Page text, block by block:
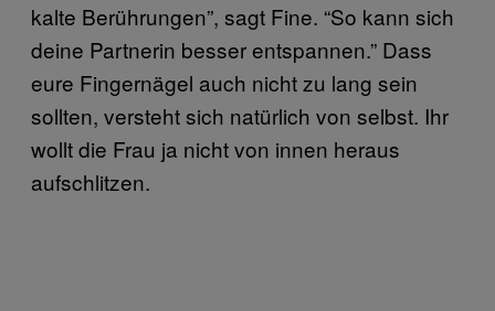
kalte Berührungen”, sagt Fine. “So kann sich
deine Partnerin besser entspannen.” Dass
eure Fingernägel auch nicht zu lang sein
sollten, versteht sich natürlich von selbst. Ihr
wollt die Frau ja nicht von innen heraus
aufschlitzen.